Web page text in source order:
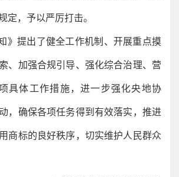
定，予以严厉打击。
》提出了健全工作机制、开展重点摸
、加强合规引导、强化综合治理、营
具体工作措施，进一步强化央地协
，确保各项任务得到有效落实，推进
商标的良好秩序，切实维护人民群众